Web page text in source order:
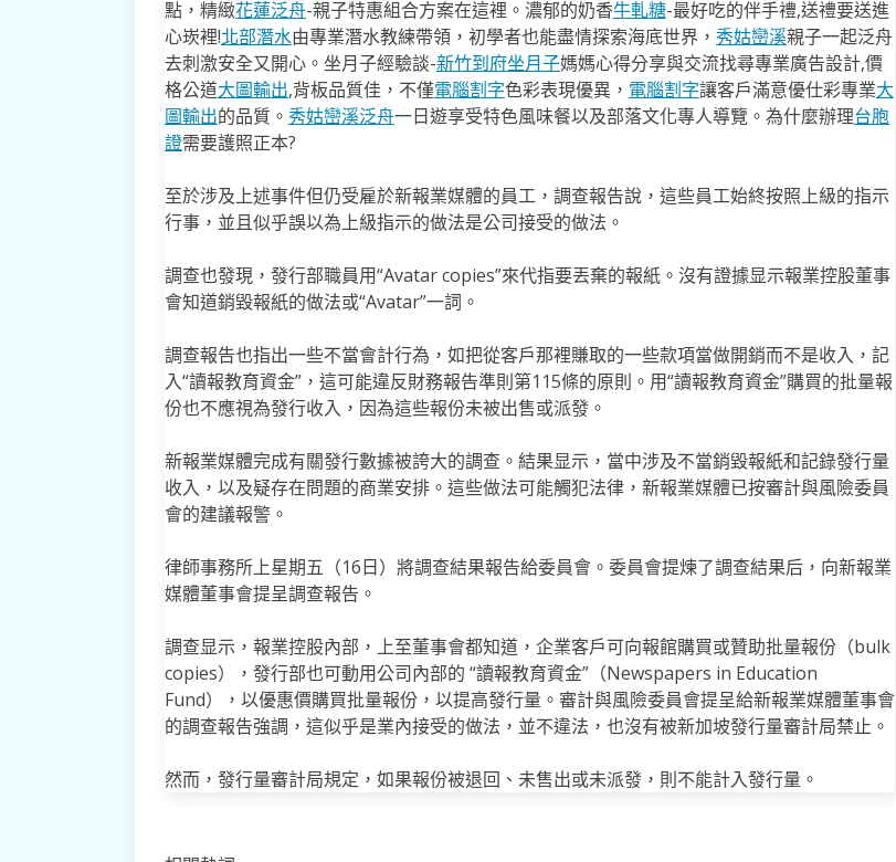
點，精緻花蓮泛舟-親子特惠組合方案在這裡。濃郁的奶香牛軋糖-最好吃的伴手禮,送禮要送進
心崁裡!北部潛水由專業潛水教練帶領，初學者也能盡情探索海底世界， 秀姑巒溪親子一起泛舟
去​刺激安全又開心。坐月子經驗談-新竹到府坐月子媽媽心得分享與交流找尋專業廣告設計,價
格公道大圖輸出,背板品質佳，不僅電腦割字色彩表現優異， 電腦割字讓客戶滿意優仕彩專業大
圖輸出的品質。 秀姑巒溪泛舟一日遊享受特色風味餐以及部落文化專人導覽。為什麼辦理台胞
證需要護照正本?
至於涉及上述事件但仍受雇於新報業媒體的員工，調查報告說，這些員工始終按照上級的指示
行事，並且似乎誤以為上級指示的做法是公司接受的做法。
調查也發現，發行部職員用“Avatar copies”來代指要丟棄的報紙。沒有證據显示報業控股董事
會知道銷毀報紙的做法或“Avatar”一詞。
調查報告也指出一些不當會計行為，如把從客戶那裡賺取的一些款項當做開銷而不是收入，記
入“讀報教育資金”，這可能違反財務報告準則第115條的原則。用“讀報教育資金”購買的批量報
份也不應視為發行收入，因為這些報份未被出售或派發。
新報業媒體完成有關發行數據被誇大的調查。結果显示，當中涉及不當銷毀報紙和記錄發行量
收入，以及疑存在問題的商業安排。這些做法可能觸犯法律，新報業媒體已按審計與風險委員
會的建議報警。
律師事務所上星期五（16日）將調查結果報告給委員會。委員會提煉了調查結果后，向新報業
媒體董事會提呈調查報告。
調查显示，報業控股內部，上至董事會都知道，企業客戶可向報館購買或贊助批量報份（bulk
copies），發行部也可動用公司內部的 “讀報教育資金”（Newspapers in Education
Fund），以優惠價購買批量報份，以提高發行量。審計與風險委員會提呈給新報業媒體董事會
的調查報告強調，這似乎是業內接受的做法，並不違法，也沒有被新加坡發行量審計局禁止。
然而，發行量審計局規定，如果報份被退回、未售出或未派發，則不能計入發行量。